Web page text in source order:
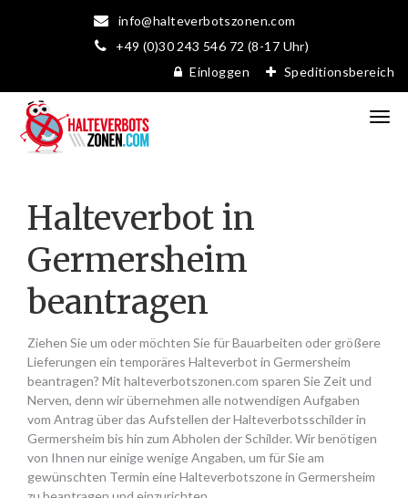
info@halteverbotszonen.com
+49 (0)30 243 546 72 (8-17 Uhr)
Einloggen
Speditionsbereich
Halteverbot in
Germersheim
beantragen
Ziehen Sie um oder möchten Sie für Bauarbeiten oder größere
Lieferungen ein temporäres Halteverbot in Germersheim
beantragen? Mit halteverbotszonen.com sparen Sie Zeit und
Nerven, denn wir übernehmen alle notwendigen Aufgaben
vom Antrag über das Aufstellen der Halteverbotsschilder in
Germersheim bis hin zum Abholen der Schilder. Wir benötigen
von Ihnen nur einige wenige Angaben, um für Sie am
gewünschten Termin eine Halteverbotszone in Germersheim